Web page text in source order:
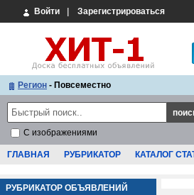
Войти Зарегистрироваться
Регион - Повсеместно
С изображениями
ГЛАВНАЯ РУБРИКАТОР КАТАЛОГ
РУБРИКАТОР ОБЪЯВЛЕНИЙ